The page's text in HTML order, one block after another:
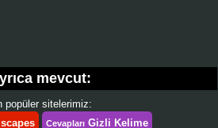
mevcut:
popüler sitelerimiz:
Cevapları Gizli Kelime